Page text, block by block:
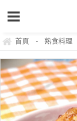
首頁 - 熟食料理